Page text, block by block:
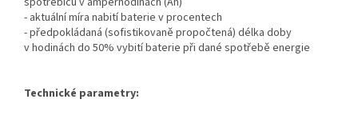
- aktuální míra nabití baterie v procentech
- předpokládaná (sofistikovaně propočtená) délka doby
v hodinách do 50% vybití baterie při dané spotřebě energie
Technické parametry: